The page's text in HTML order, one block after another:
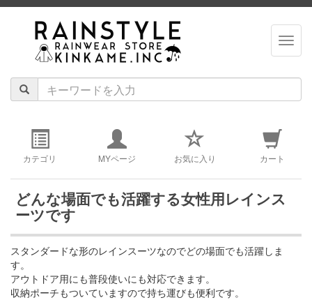
カテゴリ MYページ お気に入り カート
どんな場面でも活躍する女性用レインス
ーツです
スタンダードな形のレインスーツなのでどの場面でも活躍しま
す。
アウトドア用にも普段使いにも対応できます。
収納ポーチもついていますので持ち運びも便利です。